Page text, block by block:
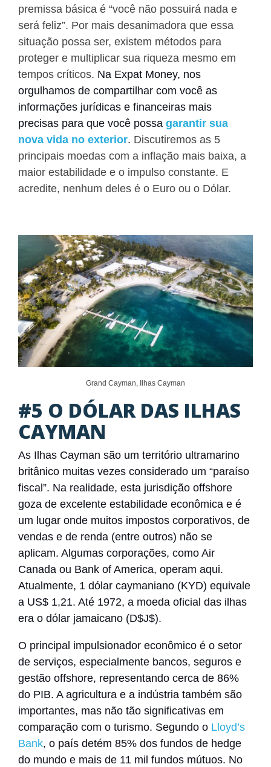
premissa básica é “você não possuirá nada e
será feliz”. Por mais desanimadora que essa
situação possa ser, existem métodos para
proteger e multiplicar sua riqueza mesmo em
tempos críticos. Na Expat Money, nos
orgulhamos de compartilhar com você as
informações jurídicas e financeiras mais
precisas para que você possa garantir sua
nova vida no exterior. Discutiremos as 5
principais moedas com a inflação mais baixa, a
maior estabilidade e o impulso constante. E
acredite, nenhum deles é o Euro ou o Dólar.
Grand Cayman, Ilhas Cayman
#5 O DÓLAR DAS ILHAS
CAYMAN
As Ilhas Cayman são um território ultramarino
britânico muitas vezes considerado um “paraíso
fiscal”. Na realidade, esta jurisdição offshore
goza de excelente estabilidade econômica e é
um lugar onde muitos impostos corporativos, de
vendas e de renda (entre outros) não se
aplicam. Algumas corporações, como Air
Canada ou Bank of America, operam aqui.
Atualmente, 1 dólar caymaniano (KYD) equivale
a US$ 1,21. Até 1972, a moeda oficial das ilhas
era o dólar jamaicano (D$J$).
O principal impulsionador econômico é o setor
de serviços, especialmente bancos, seguros e
gestão offshore, representando cerca de 86%
do PIB. A agricultura e a indústria também são
importantes, mas não tão significativas em
comparação com o turismo. Segundo o Lloyd’s
Bank, o país detém 85% dos fundos de hedge
do mundo e mais de 11 mil fundos mútuos. No